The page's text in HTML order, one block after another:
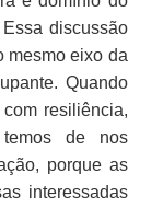
discussão
mesmo eixo da
Quando
resiliência,
de nos
porque as
interessadas